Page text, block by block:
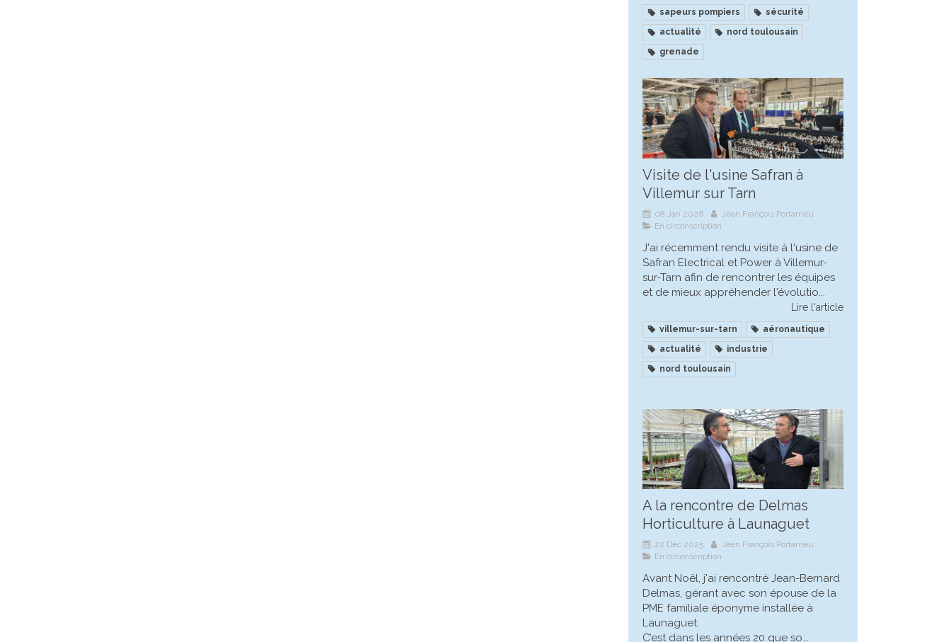
sapeurs pompiers
sécurité
actualité
nord toulousain
grenade
Visite de l'usine Safran à
Villemur sur Tarn
08 Jan 2026
Jean François Portarrieu
En circonscription
J'ai récemment rendu visite à l'usine de
Safran Electrical et Power à Villemur-
sur-Tarn afin de rencontrer les équipes
et de mieux appréhender l'évolutio...
Lire l'article
villemur-sur-tarn
aéronautique
actualité
industrie
nord toulousain
A la rencontre de Delmas
Horticulture à Launaguet
22 Déc 2025
Jean François Portarrieu
En circonscription
Avant Noêl, j'ai rencontré Jean-Bernard
Delmas, gérant avec son épouse de la
PME familiale éponyme installée à
Launaguet.
C’est dans les années 20 que so...